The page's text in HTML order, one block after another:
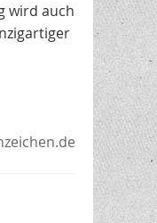
wird auch